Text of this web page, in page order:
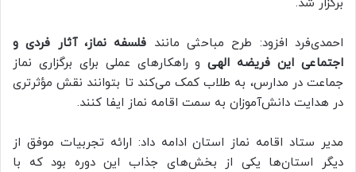
برگزار شد.
احمدی‌فرد افزود: طرح مباحثی مانند فلسفه نماز، آثار فردی و
اجتماعی این فریضه الهیو راهکارهای عملی برای برگزاری نماز
جماعت در مدارس، به طلاب کمک می‌کند تا بتوانند نقش مؤثرتری
در هدایت دانش‌آموزان به سمت اقامه نماز ایفا کنند.
مدیر ستاد اقامه نماز استان ادامه داد: ارائه تجربیات موفق از
دیگر استان‌ها یکی از بخش‌های جذاب این دوره بود که با